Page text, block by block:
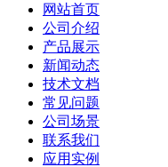
网站首页
公司介绍
产品展示
新闻动态
技术文档
常见问题
公司场景
联系我们
应用实例